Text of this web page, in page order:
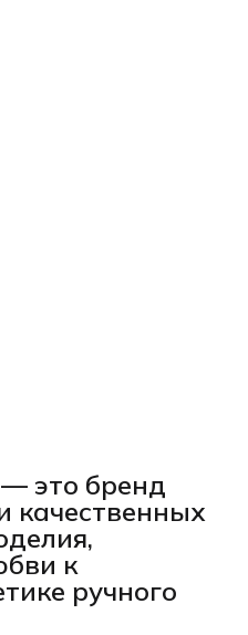
— это бренд
качественных
к
ручного